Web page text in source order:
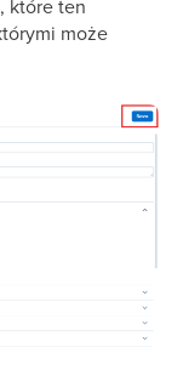
które ten
może